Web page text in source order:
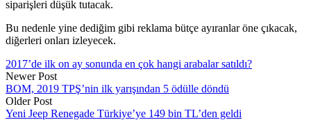
siparişleri düşük tutacak.
Bu nedenle yine dediğim gibi reklama bütçe ayıranlar öne çıkacak,
diğerleri onları izleyecek.
2017’de ilk on ay sonunda en çok hangi arabalar satıldı?
Newer Post
BOM, 2019 TPŞ’nin ilk yarışından 5 ödülle döndü
Older Post
Yeni Jeep Renegade Türkiye’ye 149 bin TL’den geldi